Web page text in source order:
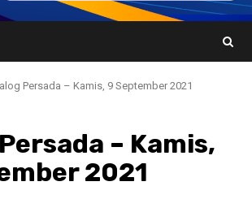
Persada – Kamis, 9 September 2021
– Kamis,
2021